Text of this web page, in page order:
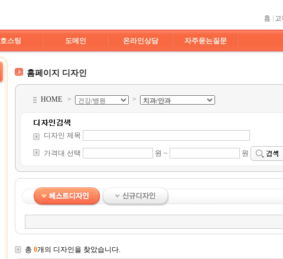
호스팅 도메인 온라인상담 자주묻는질문
홈페이지 디자인
HOME > >
디자인 제목
가격대 선택 원 ~ 원
총 0개의 디자인을 찾았습니다.